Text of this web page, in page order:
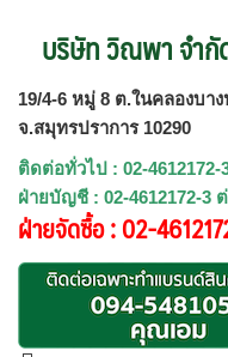
บริษัท วิณพา จำกั
19/4-6 หมู่ 8 ต.ในคลองบา
จ.สมุทรปราการ 10290
ติดต่อทั่วไป : 02-4612172-
ฝ่ายบัญชี : 02-4612172-3
ฝ่ายจัดซื้อ : 02-